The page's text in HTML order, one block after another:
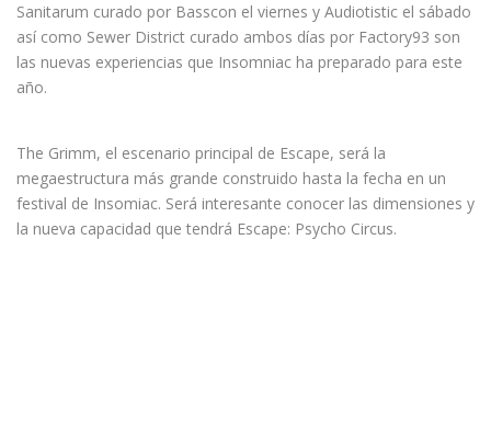
Sanitarum curado por Basscon el viernes y Audiotistic el sábado
así como Sewer District curado ambos días por Factory93 son
las nuevas experiencias que Insomniac ha preparado para este
año.
The Grimm, el escenario principal de Escape, será la
megaestructura más grande construido hasta la fecha en un
festival de Insomiac. Será interesante conocer las dimensiones y
la nueva capacidad que tendrá Escape: Psycho Circus.